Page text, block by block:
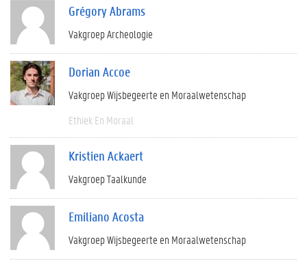
Grégory Abrams
Vakgroep Archeologie
Dorian Accoe
Vakgroep Wijsbegeerte en Moraalwetenschap
Ethiek En Moraal
Kristien Ackaert
Vakgroep Taalkunde
Emiliano Acosta
Vakgroep Wijsbegeerte en Moraalwetenschap